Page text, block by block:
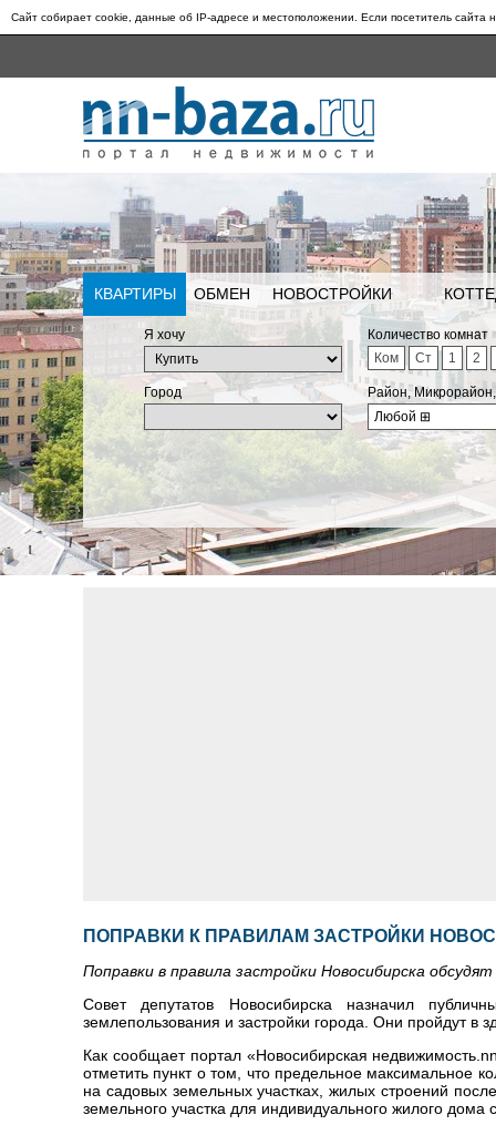
Сайт собирает cookie, данные об IP-адресе и местоположении. Если посетитель сайта
КВАРТИРЫ ОБМЕН НОВОСТРОЙКИ
Я хочу
Количество комнат
Ком
Ст 1 2
Город
Район,
Любой ⊞
ПОПРАВКИ К ПРАВИЛАМ ЗАСТРОЙКИ
Поправки в правила застройки Новосибирска
Совет депутатов Новосибирска назначил
землепользования и застройки города. Они пройдут в
Как сообщает портал «Новосибирская
отметить пункт о том, что предельное максимальное
на садовых земельных участках, жилых строений
земельного участка для индивидуального жилого